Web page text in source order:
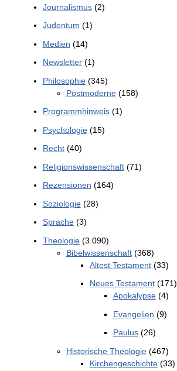
Journalismus(2)
Judentum (1)
Medien (14)
Newsletter(1)
Philosophie(345)
Postmoderne(158)
Programmhinweis(1)
Psychologie(15)
Recht(40)
Religionswissenschaft(71)
Rezensionen (164)
Soziologie(28)
Sprache(3)
Theologie(3.090)
Bibelwissenschaft(368)
Altest Testament(33)
Neues Testament(171)
Apokalypse(4)
Evangelien (9)
Paulus(26)
Historische Theologie(467)
Kirchengeschichte(33)